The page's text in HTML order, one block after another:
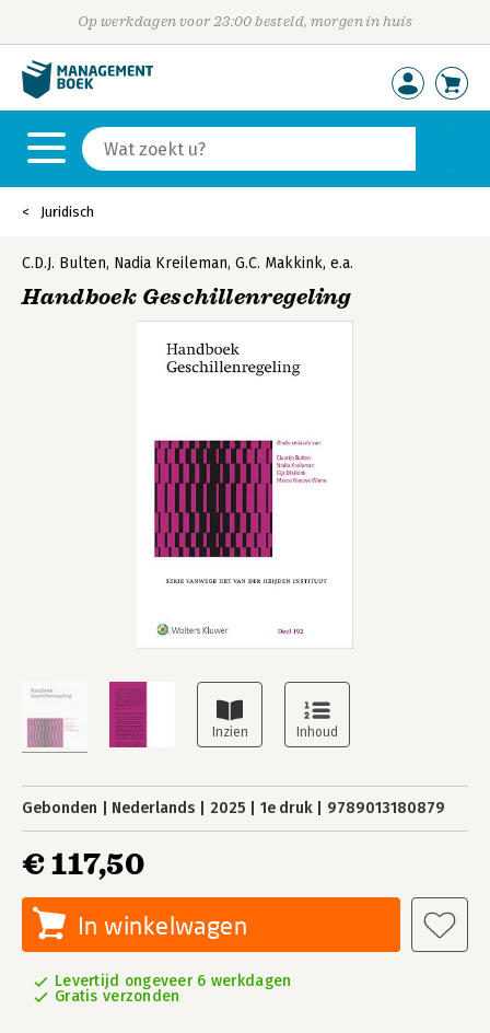
Op werkdagen voor 23:00 besteld, morgen in huis
Juridisch
C.D.J. Bulten, Nadia Kreileman, G.C. Makkink, e.a.
Handboek Geschillenregeling
Gebonden Nederlands 2025 1e druk 9789013180879
€ 117,50
In winkelwagen
Levertijd ongeveer 6 werkdagen
Gratis verzonden